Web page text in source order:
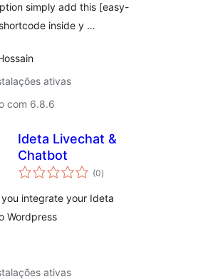
simply add this [easy-
inside y …
ativas
com 6.8.6
Ideta Livechat &
Chatbot
(0avaliações
totais
)
integrate your Ideta
Wordpress
ativas